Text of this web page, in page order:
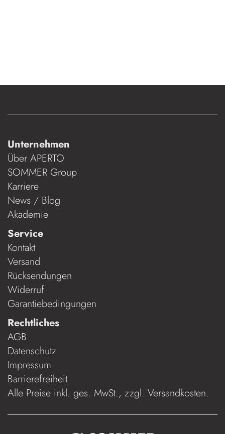
Unternehmen
Über APERTO
SOMMER Group
Karriere
News / Blog
Akademie
Service
Kontakt
Versand
Rücksendungen
Widerruf
Garantiebedingungen
Rechtliches
AGB
Datenschutz
Impressum
Barrierefreiheit
Alle Preise inkl. ges. MwSt., zzgl. Versandkosten.